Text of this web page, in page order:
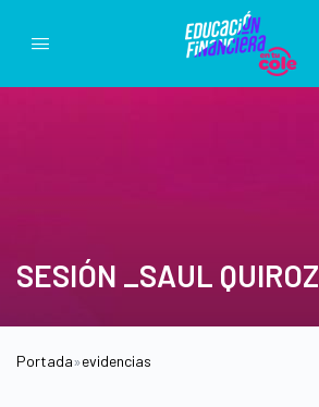
SESIÓN _SAUL QUIROZ
Portada»evidencias